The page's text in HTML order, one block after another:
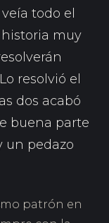
todo el
muy
resolvió el
dos acabó
buena parte
un pedazo
patrón en